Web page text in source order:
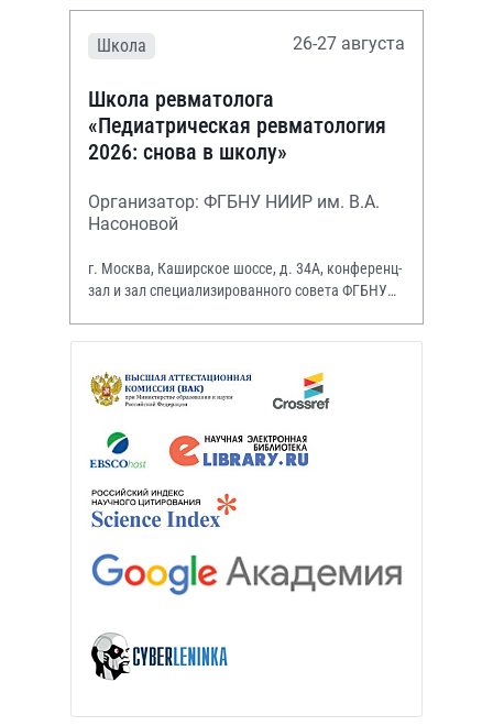
Школа 26-27 августа
Школа ревматолога
«Педиатрическая ревматология
2026: снова в школу»
Организатор: ФГБНУ НИИР им. В.А.
Насоновой
г. Москва, Каширское шоссе, д. 34А, конференц-
зал и зал специализированного совета ФГБНУ